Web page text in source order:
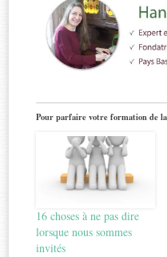
Pour parfaire votre formation de
16 choses à ne pas dire
lorsque nous sommes
invités